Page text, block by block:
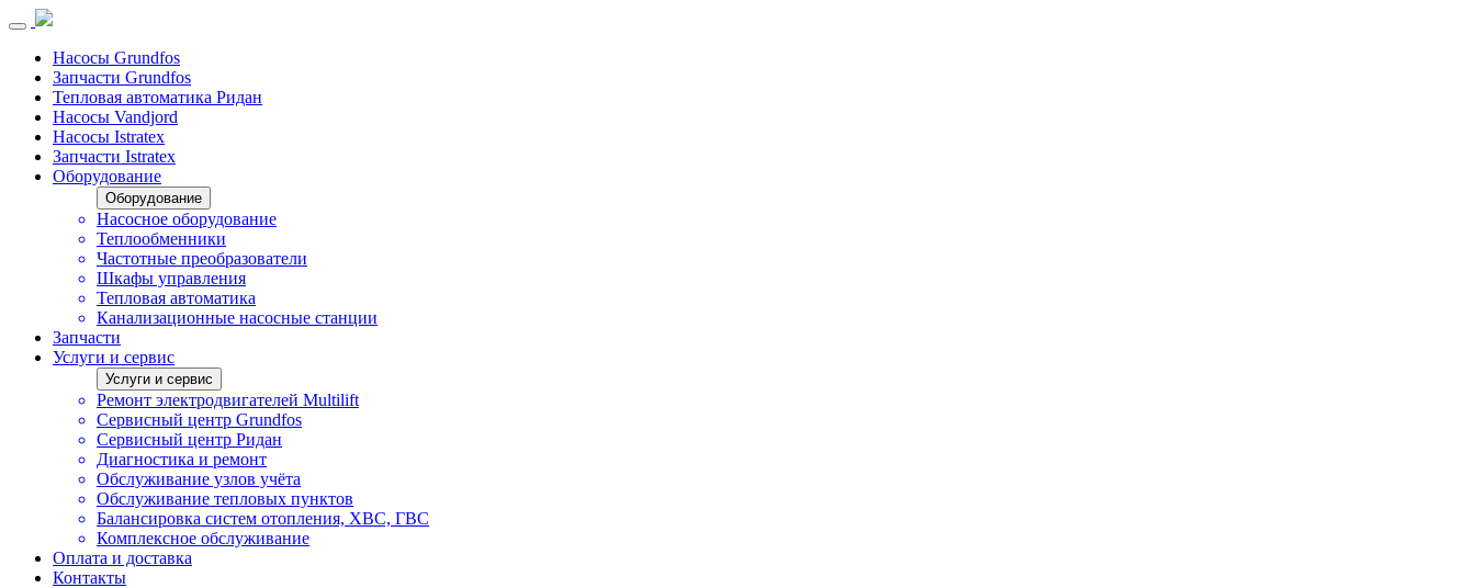
Насосы Grundfos
Запчасти Grundfos
Тепловая автоматика Ридан
Насосы Vandjord
Насосы Istratex
Запчасти Istratex
Оборудование
Оборудование
Насосное оборудование
Теплообменники
Частотные преобразователи
Шкафы управления
Тепловая автоматика
Канализационные насосные станции
Запчасти
Услуги и сервис
Услуги и сервис
Ремонт электродвигателей Multilift
Сервисный центр Grundfos
Сервисный центр Ридан
Диагностика и ремонт
Обслуживание узлов учёта
Обслуживание тепловых пунктов
Балансировка систем отопления, ХВС, ГВС
Комплексное обслуживание
Оплата и доставка
Контакты